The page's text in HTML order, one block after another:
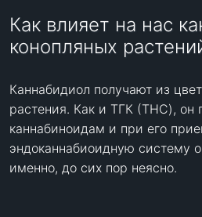
Как влияет на нас
конопляных
Каннабидиол получают из
растения. Как и TГК (THC), он
каннабиноидам и при его
эндоканнабиоидную систему
именно, до сих пор неясно.